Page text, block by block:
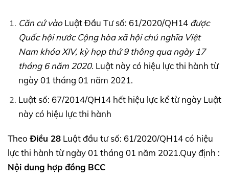
Căn cứ vào Luật Đầu Tư số: 61/2020/QH14 được
Quốc hội nước Cộng hòa xã hội chủ nghĩa Việt
Nam khóaXIV, kỳ họp thứ 9 thông qua ngày 17
tháng 6 năm 2020.Luật này có hiệu lực thi hành từ
ngày 01 tháng 01 năm 2021.
Luật số: 67/2014/QH14 hết hiệu lực kể từ ngày Luật
này có hiệu lực thi hành
Theo Điều 28 Luật đầu tư số: 61/2020/QH14 có hiệu
lực thi hành từ ngày 01 tháng 01 năm 2021.Quy định :
Nội dung hợp đồng BCC